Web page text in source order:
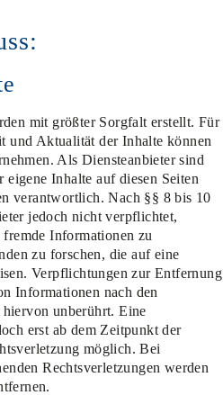
mit größter Sorgfalt erstellt. Für
und Aktualität der Inhalte können
Als Diensteanbieter sind
Inhalte auf diesen Seiten
verantwortlich. Nach §§ 8 bis 10
jedoch nicht verpflichtet,
Informationen zu
zu forschen, die auf eine
Verpflichtungen zur Entfernung
Informationen nach den
unberührt. Eine
erst ab dem Zeitpunkt der
möglich. Bei
Rechtsverletzungen werden